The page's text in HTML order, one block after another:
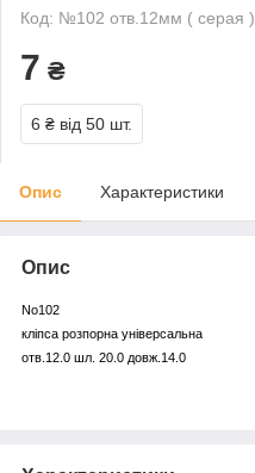
Код: №102 отв.12мм ( серая )
7 ₴
6 ₴ від 50 шт.
Опис Характеристики
Опис
No102
кліпса розпорна універсальна
отв.12.0 шл. 20.0 довж.14.0